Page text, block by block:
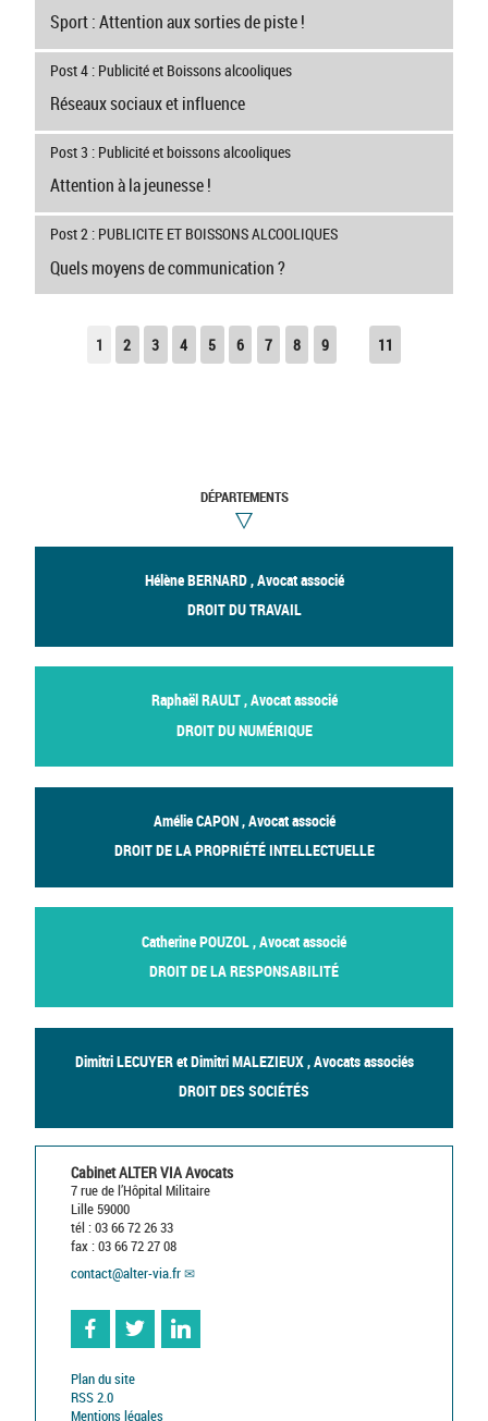
Sport : Attention aux sorties de piste !
Post 4 : Publicité et Boissons alcooliques
Réseaux sociaux et influence
Post 3 : Publicité et boissons alcooliques
Attention à la jeunesse !
Post 2 : PUBLICITE ET BOISSONS ALCOOLIQUES
Quels moyens de communication ?
1 2 3 4 5 6 7 8 9 11
DÉPARTEMENTS
Hélène BERNARD , Avocat associé
DROIT DU TRAVAIL
Raphaël RAULT , Avocat associé
DROIT DU NUMÉRIQUE
Amélie CAPON , Avocat associé
DROIT DE LA PROPRIÉTÉ INTELLECTUELLE
Catherine POUZOL , Avocat associé
DROIT DE LA RESPONSABILITÉ
Dimitri LECUYER et Dimitri MALEZIEUX , Avocats associés
DROIT DES SOCIÉTÉS
Cabinet ALTER VIA Avocats
7 rue de l’Hôpital Militaire
Lille 59000
tél : 03 66 72 26 33
fax : 03 66 72 27 08
contact@alter-via.fr
FacebookTwitter
Plan du site
RSS 2.0
Mentions légales